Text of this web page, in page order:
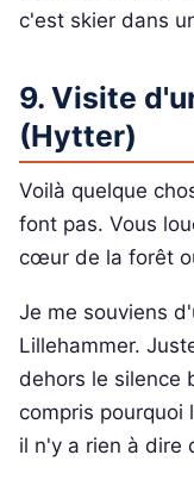
c'est skier dans
9. Visite
(Hytter)
Voilà quelque
font pas. Vous
cœur de la forêt
Je me souviens
Lillehammer.
dehors le silence
compris
il n'y a rien à dire